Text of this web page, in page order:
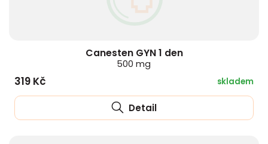
Canesten GYN 1 den
500 mg
319 Kč skladem
Detail